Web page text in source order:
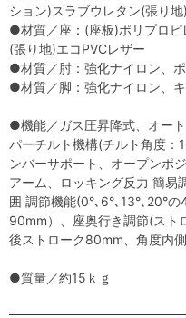
ション)スラブウレタン(張り
●材質／座：(座板)ポリプロ
(張り地)エコPVCレザー
●材質／肘：強化ナイロン、
●材質／脚：強化ナイロン、
●機能／ガス圧昇降式、オー
パーチルト機構(チルト角度：
ンバーサポート、オープンポ
アーム、ロッキング反力 簡易
囲 調節機能(0°､6°､13°､20°
90mm）、座奥行き調節(スト
後ストローク80mm、角度内
●質量／約15ｋｇ